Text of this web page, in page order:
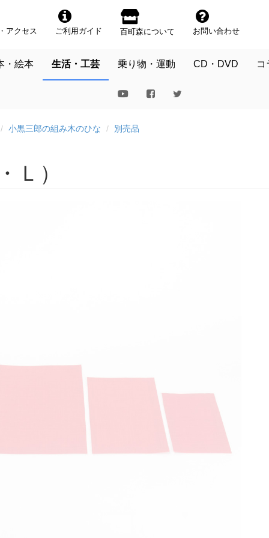
アクセス ご利用ガイド 百町森について お問い合わせ
・絵本 生活・工芸 乗り物・運動 CD・DVD コ
小黒三郎の組み木のひな 別売品
）